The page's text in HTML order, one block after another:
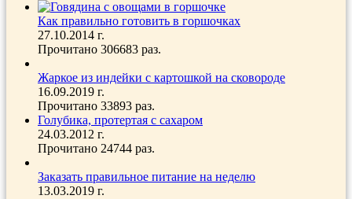
Как правильно готовить в горшочках
27.10.2014 г.
Прочитано 306683 раз.
Жаркое из индейки с картошкой на сковороде
16.09.2019 г.
Прочитано 33893 раз.
Голубика, протертая с сахаром
24.03.2012 г.
Прочитано 24744 раз.
Заказать правильное питание на неделю
13.03.2019 г.